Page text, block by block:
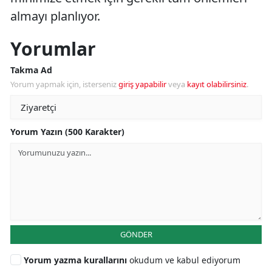
almayı planlıyor.
Yorumlar
Takma Ad
Yorum yapmak için, istersenizgiriş yapabilirveya kayıt olabilirsiniz.
Yorum Yazın (500 Karakter)
GÖNDER
Yorum yazma kurallarını okudum ve kabul ediyorum